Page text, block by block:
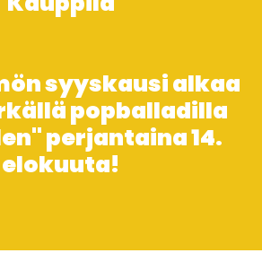
syyskausi alkaa
popballadilla
perjantaina 14.
elokuuta!